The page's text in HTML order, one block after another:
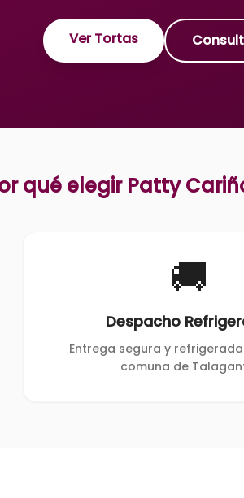
Ver Tortas
qué elegir Patty
🚚
Despacho
Entrega segura y
comuna de